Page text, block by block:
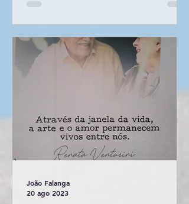
João Falanga
20 ago 2023